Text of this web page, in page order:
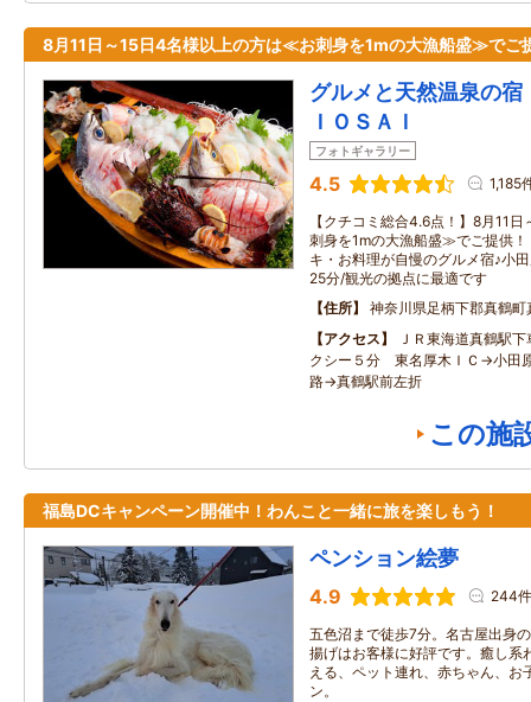
8月11日～15日4名様以上の方は≪お刺身を1mの大漁船盛≫でご
グルメと天然温泉の
ＩＯＳＡＩ
フォトギャラリー
4.5 1,185
【クチコミ総合4.6点！】8月11
刺身を1mの大漁船盛≫でご提供
キ・お料理が自慢のグルメ宿♪小
25分/観光の拠点に最適です
住所
神奈川県足柄下郡真鶴町
アクセス
ＪＲ東海道真鶴駅
クシー５分 東名厚木ＩＣ→小田
路→真鶴駅前左折
この施
福島DCキャンペーン開催中！わんこと一緒に旅を楽しもう！
ペンション絵夢
4.9 244件
五色沼まで徒歩7分。名古屋出身
揚げはお客様に好評です。癒し系
える、ペット連れ、赤ちゃん、お
ン。